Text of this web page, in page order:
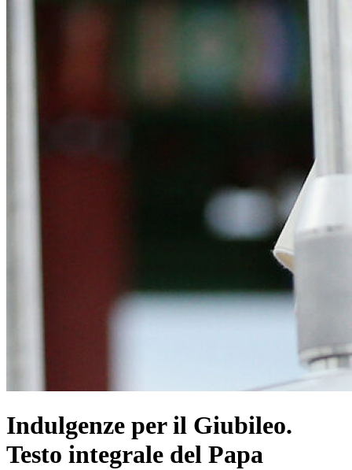
Indulgenze per il Giubileo.
Testo integrale del Papa